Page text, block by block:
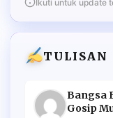
Ikuti untuk update
TULISAN
Bangsa
Gosip